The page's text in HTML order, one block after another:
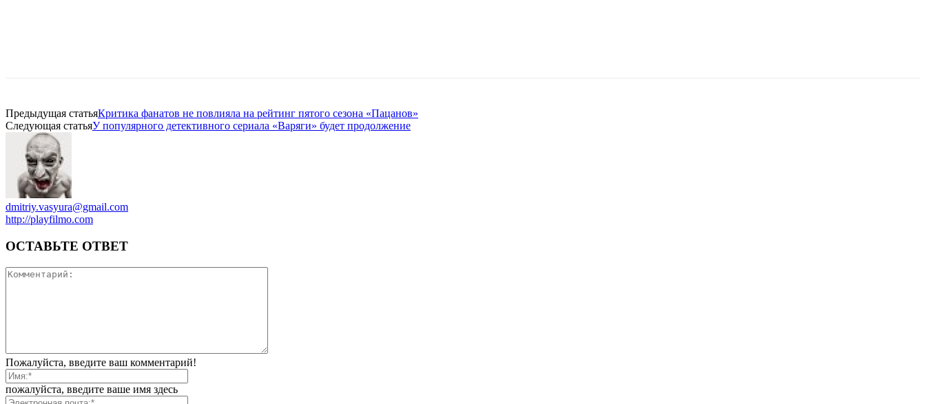
Предыдущая статьяКритика фанатов не повлияла на рейтинг пятого сезона «Пацанов»
Следующая статьяУ популярного детективного сериала «Варяги» будет продолжение
dmitriy.vasyura@gmail.com
http://playfilmo.com
ОСТАВЬТЕ ОТВЕТ
Пожалуйста, введите ваш комментарий!
пожалуйста, введите ваше имя здесь